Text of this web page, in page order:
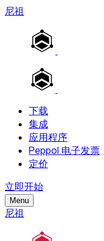
尼祖
下载
集成
应用程序
Peppol 电子发票
定价
立即开始
Menu
尼祖